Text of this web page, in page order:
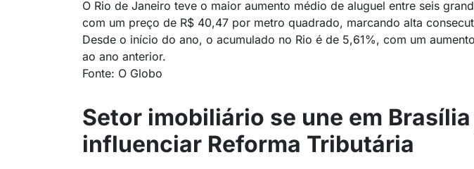
O Rio de Janeiro teve o maior aumento médio de aluguel entre seis
com um preço de R$ 40,47 por metro quadrado, marcando alta
Desde o início do ano, o acumulado no Rio é de 5,61%, com um
ao ano anterior.
Fonte: O Globo
Setor imobiliário se une em
influenciar Reforma Tributária